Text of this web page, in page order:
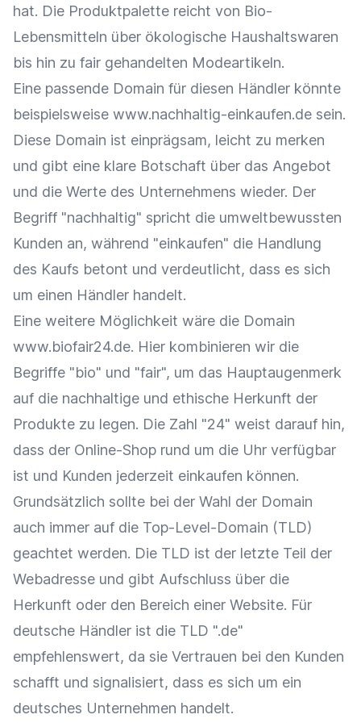
hat. Die Produktpalette reicht von Bio-
Lebensmitteln über ökologische Haushaltswaren
bis hin zu fair gehandelten Modeartikeln.
Eine passende Domain für diesen Händler könnte
beispielsweise www.nachhaltig-einkaufen.de sein.
Diese Domain ist einprägsam, leicht zu merken
und gibt eine klare Botschaft über das Angebot
und die Werte des Unternehmens wieder. Der
Begriff "nachhaltig" spricht die umweltbewussten
Kunden an, während "einkaufen" die Handlung
des Kaufs betont und verdeutlicht, dass es sich
um einen Händler handelt.
Eine weitere Möglichkeit wäre die Domain
www.biofair24.de. Hier kombinieren wir die
Begriffe "bio" und "fair", um das Hauptaugenmerk
auf die nachhaltige und ethische Herkunft der
Produkte zu legen. Die Zahl "24" weist darauf hin,
dass der Online-Shop rund um die Uhr verfügbar
ist und Kunden jederzeit einkaufen können.
Grundsätzlich sollte bei der Wahl der Domain
auch immer auf die Top-Level-Domain (TLD)
geachtet werden. Die TLD ist der letzte Teil der
Webadresse und gibt Aufschluss über die
Herkunft oder den Bereich einer Website. Für
deutsche Händler ist die TLD ".de"
empfehlenswert, da sie Vertrauen bei den Kunden
schafft und signalisiert, dass es sich um ein
deutsches Unternehmen handelt.